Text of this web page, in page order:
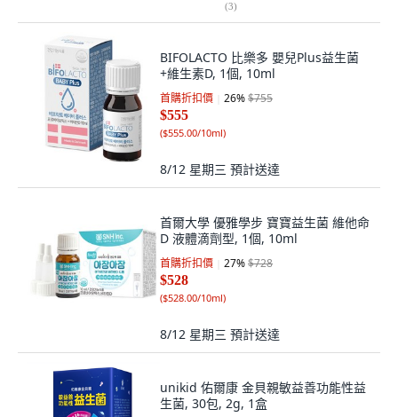
(3)
BIFOLACTO 比樂多 嬰兒Plus益生菌
+維生素D, 1個, 10ml
首購折扣價 26%$755
$555
($555.00/10ml)
8/12 星期三 預計送達
首爾大學 優雅學步 寶寶益生菌 維他命
D 液體滴劑型, 1個, 10ml
首購折扣價 27%$728
$528
($528.00/10ml)
8/12 星期三 預計送達
unikid 佑爾康 金貝親敏益善功能性益
生菌, 30包, 2g, 1盒